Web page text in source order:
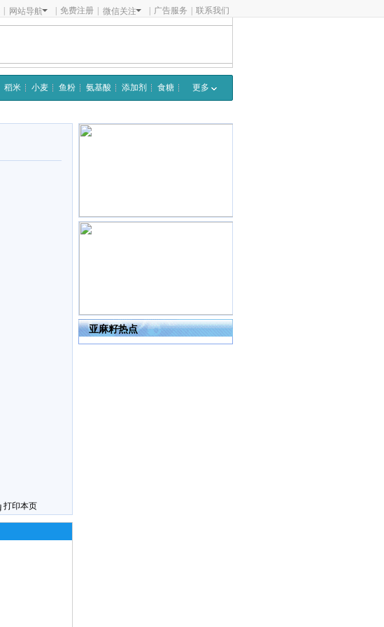
网站导航 免费注册 微信关注 广告服务 联系我们
稻米 小麦 鱼粉 氨基酸 添加剂 食糖 更多
打印本页
亚麻籽热点